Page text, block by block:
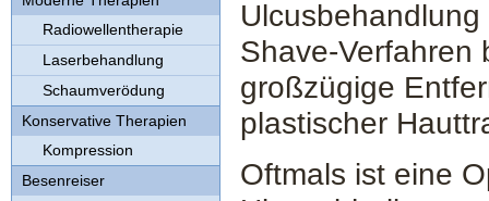
Radiowellentherapie
Laserbehandlung
Schaumverödung
Konservative Therapien
Kompression
Besenreiser
Shave-Verfahren
großzügige
plastischer
Oftmals ist eine